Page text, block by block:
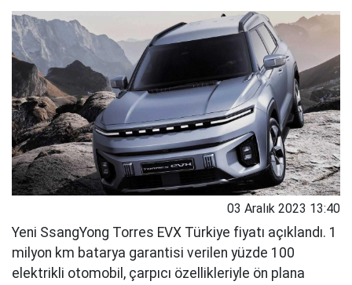
03 Aralık 2023 13:40
Yeni SsangYong Torres EVX Türkiye fiyatı açıklandı. 1
milyon km batarya garantisi verilen yüzde 100
elektrikli otomobil, çarpıcı özellikleriyle ön plana